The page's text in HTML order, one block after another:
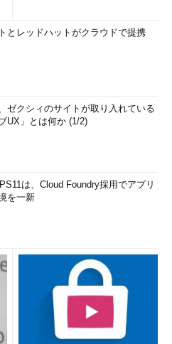
とレッドハットがクラウドで提携
ゼクシィのサイトが取り入れている
UX」とは何か (1/2)
は、Cloud Foundry採用でアプリ
を一新